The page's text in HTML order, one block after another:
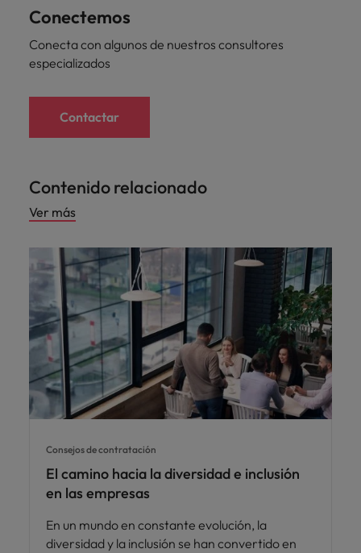
Conectemos
Conecta con algunos de nuestros consultores
especializados
Contactar
Contenido relacionado
Ver más
Consejos de contratación
El camino hacia la diversidad e inclusión
en las empresas
En un mundo en constante evolución, la
diversidad y la inclusión se han convertido en